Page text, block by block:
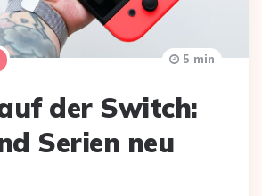
der Switch:
Serien neu
5 min